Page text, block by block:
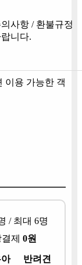
사항 / 환불규정
니다.
이용 가능한 객
/ 최대 6명
제 0원
반려견